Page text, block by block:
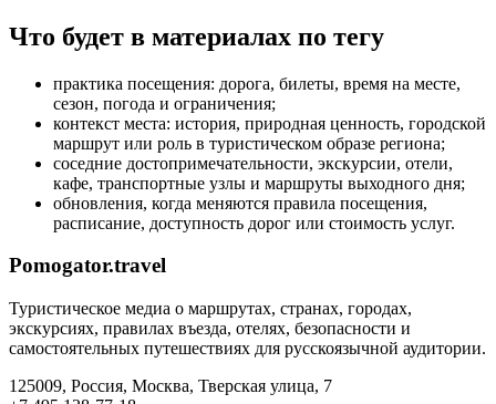
Что будет в материалах по тегу
практика посещения: дорога, билеты, время на месте,
сезон, погода и ограничения;
контекст места: история, природная ценность, городской
маршрут или роль в туристическом образе региона;
соседние достопримечательности, экскурсии, отели,
кафе, транспортные узлы и маршруты выходного дня;
обновления, когда меняются правила посещения,
расписание, доступность дорог или стоимость услуг.
Pomogator.travel
Туристическое медиа о маршрутах, странах, городах,
экскурсиях, правилах въезда, отелях, безопасности и
самостоятельных путешествиях для русскоязычной аудитории.
125009, Россия, Москва, Тверская улица, 7